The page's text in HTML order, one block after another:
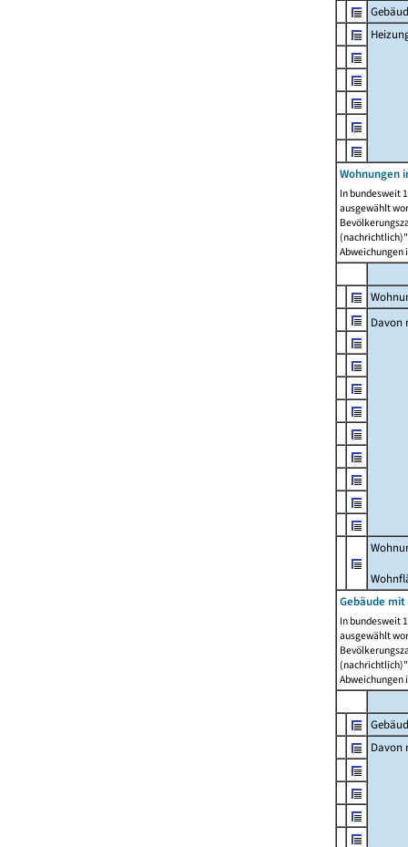
Wohnungen
In bundesweit
ausgewählt
Abweichungen
Davon
Gebäude
In bundesweit
ausgewählt
Abweichungen
Davon